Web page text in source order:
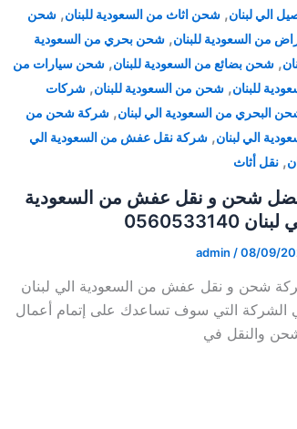
الي لبنان, شحن اثاث من السعودية للبنان, شحن
من السعودية للبنان, شحن بحري من السعودية
, شحن بضائع من السعودية للبنان, شحن سيارات من
للبنان, شحن من السعودية للبنان, شركات
البحري من السعودية الي لبنان, شركة شحن من
الي لبنان, شركة نقل عفش من السعودية الي
, نقل أثاث
شحن و نقل عفش من السعودية
0560533140
admin /08/09/
شحن و نقل عفش من السعودية الي لبنان
الشركة التي سوف تساعدك على إتمام أعمال
والنقل في